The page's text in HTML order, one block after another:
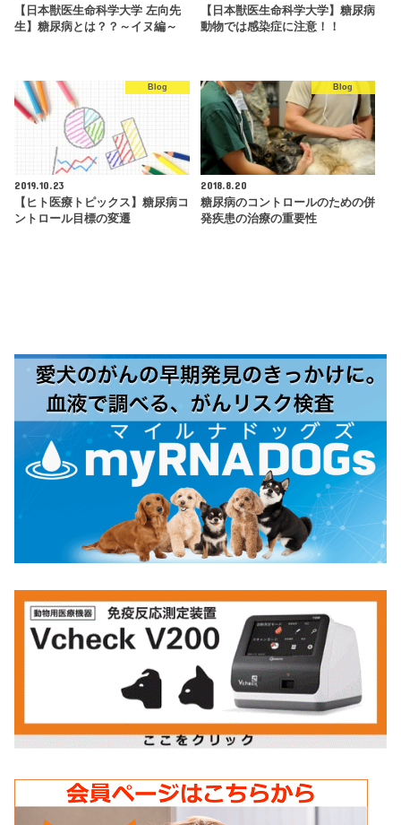
【日本獣医生命科学大学 左向先
生】糖尿病とは？？～イヌ編～
【日本獣医生命科学大学】糖尿病
動物では感染症に注意！！
Blog
2019.10.23
【ヒト医療トピックス】糖尿病コ
ントロール目標の変遷
Blog
2018.8.20
糖尿病のコントロールのための併
発疾患の治療の重要性